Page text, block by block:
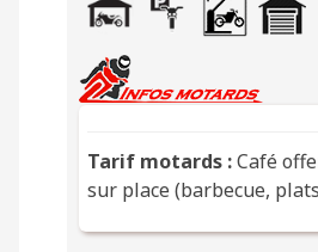
Tarif motards :Café
sur place (barbecue,